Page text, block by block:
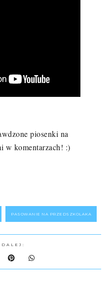
piosenki na
w komentarzach! :)
PASOWANIE NA PRZEDSZKOLAKA
DALEJ: